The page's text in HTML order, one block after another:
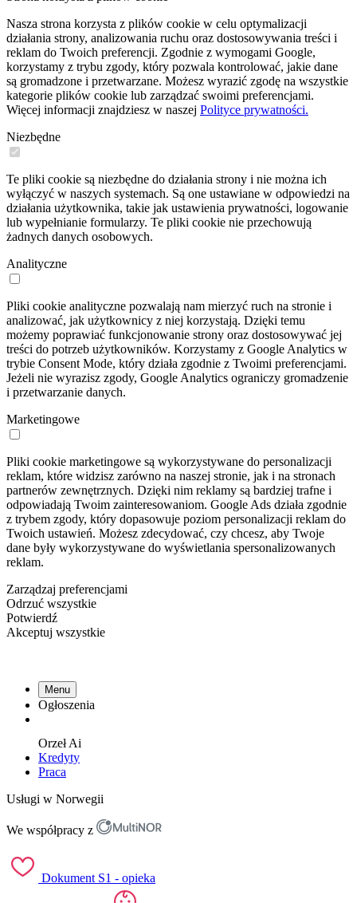
Nasza strona korzysta z plików cookie w celu optymalizacji
działania strony, analizowania ruchu oraz dostosowywania treści i
reklam do Twoich preferencji. Zgodnie z wymogami Google,
korzystamy z trybu zgody, który pozwala kontrolować, jakie dane
są gromadzone i przetwarzane. Możesz wyrazić zgodę na wszystkie
kategorie plików cookie lub zarządzać swoimi preferencjami.
Więcej informacji znajdziesz w naszej Polityce prywatności.
Niezbędne
Te pliki cookie są niezbędne do działania strony i nie można ich
wyłączyć w naszych systemach. Są one ustawiane w odpowiedzi na
działania użytkownika, takie jak ustawienia prywatności, logowanie
lub wypełnianie formularzy. Te pliki cookie nie przechowują
żadnych danych osobowych.
Analityczne
Pliki cookie analityczne pozwalają nam mierzyć ruch na stronie i
analizować, jak użytkownicy z niej korzystają. Dzięki temu
możemy poprawiać funkcjonowanie strony oraz dostosowywać jej
treści do potrzeb użytkowników. Korzystamy z Google Analytics w
trybie Consent Mode, który działa zgodnie z Twoimi preferencjami.
Jeżeli nie wyrazisz zgody, Google Analytics ograniczy gromadzenie
i przetwarzanie danych.
Marketingowe
Pliki cookie marketingowe są wykorzystywane do personalizacji
reklam, które widzisz zarówno na naszej stronie, jak i na stronach
partnerów zewnętrznych. Dzięki nim reklamy są bardziej trafne i
odpowiadają Twoim zainteresowaniom. Google Ads działa zgodnie
z trybem zgody, który dopasowuje poziom personalizacji reklam do
Twoich ustawień. Możesz zdecydować, czy chcesz, aby Twoje
dane były wykorzystywane do wyświetlania spersonalizowanych
reklam.
Zarządzaj preferencjami
Odrzuć wszystkie
Potwierdź
Akceptuj wszystkie
Menu
Ogłoszenia
OrzełAi
Kredyty
Praca
Usługi w Norwegii
We współpracy z
Dokument S1 - opieka